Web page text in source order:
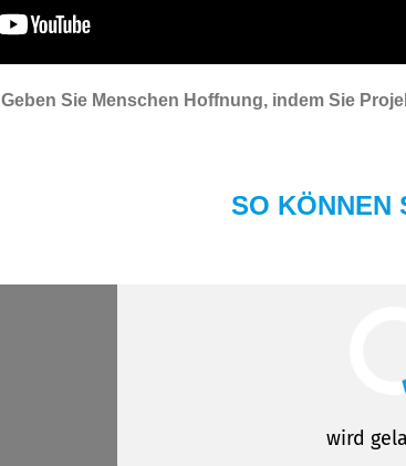
Geben Sie Menschen Hoffnung, indem Sie
SO KÖNNEN